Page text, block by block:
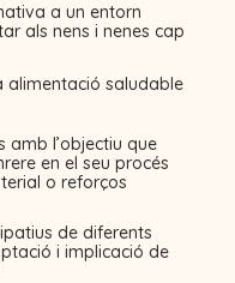
a un entorn
als nens i nenes cap
alimentació saludable
amb l’objectiu que
en el seu procés
o reforços
de diferents
i implicació de